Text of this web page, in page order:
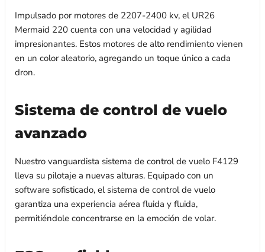
Impulsado por motores de 2207-2400 kv, el UR26
Mermaid 220 cuenta con una velocidad y agilidad
impresionantes. Estos motores de alto rendimiento vienen
en un color aleatorio, agregando un toque único a cada
dron.
Sistema de control de vuelo
avanzado
Nuestro vanguardista sistema de control de vuelo F4129
lleva su pilotaje a nuevas alturas. Equipado con un
software sofisticado, el sistema de control de vuelo
garantiza una experiencia aérea fluida y fluida,
permitiéndole concentrarse en la emoción de volar.